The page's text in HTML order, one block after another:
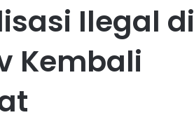
Ilegal di
Kembali